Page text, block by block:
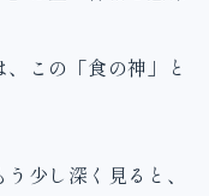
この「食の神」と
少し深く見ると、